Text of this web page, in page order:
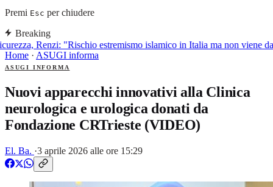
Premi Esc per chiudere
Breaking
Renzi: "Rischio estremismo islamico in Italia ma non viene
Home · ASUGI informa
ASUGI INFORMA
Nuovi apparecchi innovativi alla Clinica
neurologica e urologica donati da
Fondazione CRTrieste (VIDEO)
El. Ba. ·3 aprile 2026 alle ore 15:29